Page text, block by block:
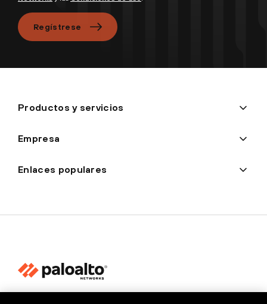
Regístrese
Productos y servicios
Empresa
Enlaces populares